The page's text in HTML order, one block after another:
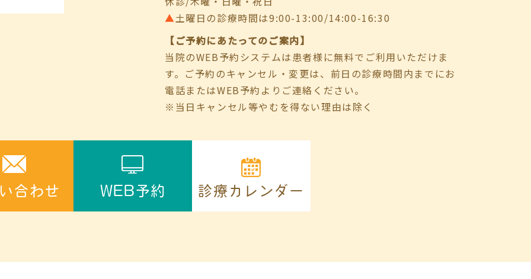
▲土曜日の診療時間は9:00-13:00/14:00-16:30
【ご予約にあたってのご案内】
当院のWEB予約システムは患者様に無料でご利用いただけま
す。ご予約のキャンセル・変更は、前日の診療時間内までにお
電話またはWEB予約よりご連絡ください。
※当日キャンセル等やむを得ない理由は除く
合わせ WEB予約 診療カレンダー